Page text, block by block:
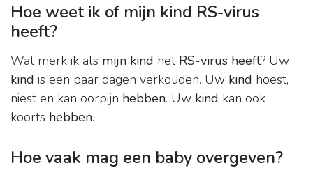
Hoe weet ik of mijn kind RS-virus
heeft?
Wat merk ik als mijn kind het RS-virus heeft? Uw
kind is een paar dagen verkouden. Uw kind hoest,
niest en kan oorpijn hebben. Uw kind kan ook
koorts hebben.
Hoe vaak mag een baby overgeven?